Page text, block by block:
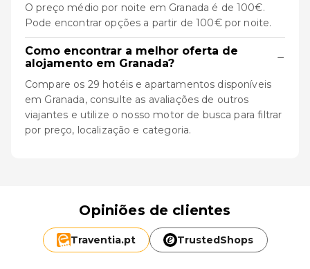
O preço médio por noite em Granada é de 100€.
Pode encontrar opções a partir de 100€ por noite.
Como encontrar a melhor oferta de
alojamento em Granada?
−
Compare os 29 hotéis e apartamentos disponíveis
em Granada, consulte as avaliações de outros
viajantes e utilize o nosso motor de busca para filtrar
por preço, localização e categoria.
Opiniões de clientes
Traventia.pt TrustedShops